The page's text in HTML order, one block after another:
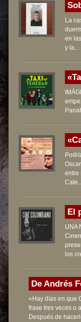
La
en
y la...
entre
El
UNA
los
De Andrés
«Hay días en que
frase tres veces o
Después de